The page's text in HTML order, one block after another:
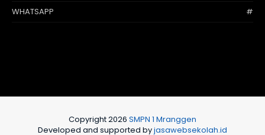
WHATSAPP
#
Copyright 2026 SMPN 1 Mranggen
Developed and supported byjasawebsekolah.id